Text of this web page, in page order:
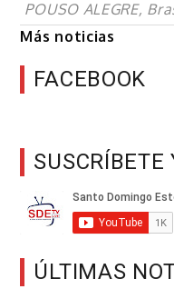
POUSO ALEGRE,
Más noticias
FACEBOOK
ÚLTIMAS